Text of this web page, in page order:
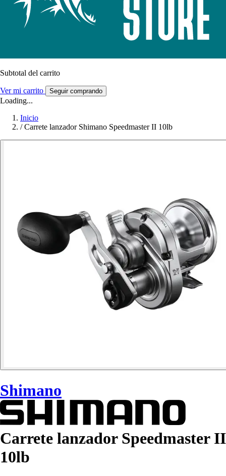
Subtotal del carrito
Ver mi carrito Seguir comprando
Loading...
Inicio
/ Carrete lanzador Shimano Speedmaster II 10lb
Shimano
Carrete lanzador Speedmaster II
10lb